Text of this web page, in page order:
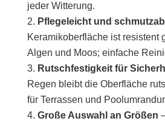
jeder Witterung.
Pflegeleicht und
Keramikoberfläche ist resistent
Algen und Moos; einfache
Rutschfestigkeit für
Regen bleibt die Oberfläche
für Terrassen und
Große Auswahl an Größen